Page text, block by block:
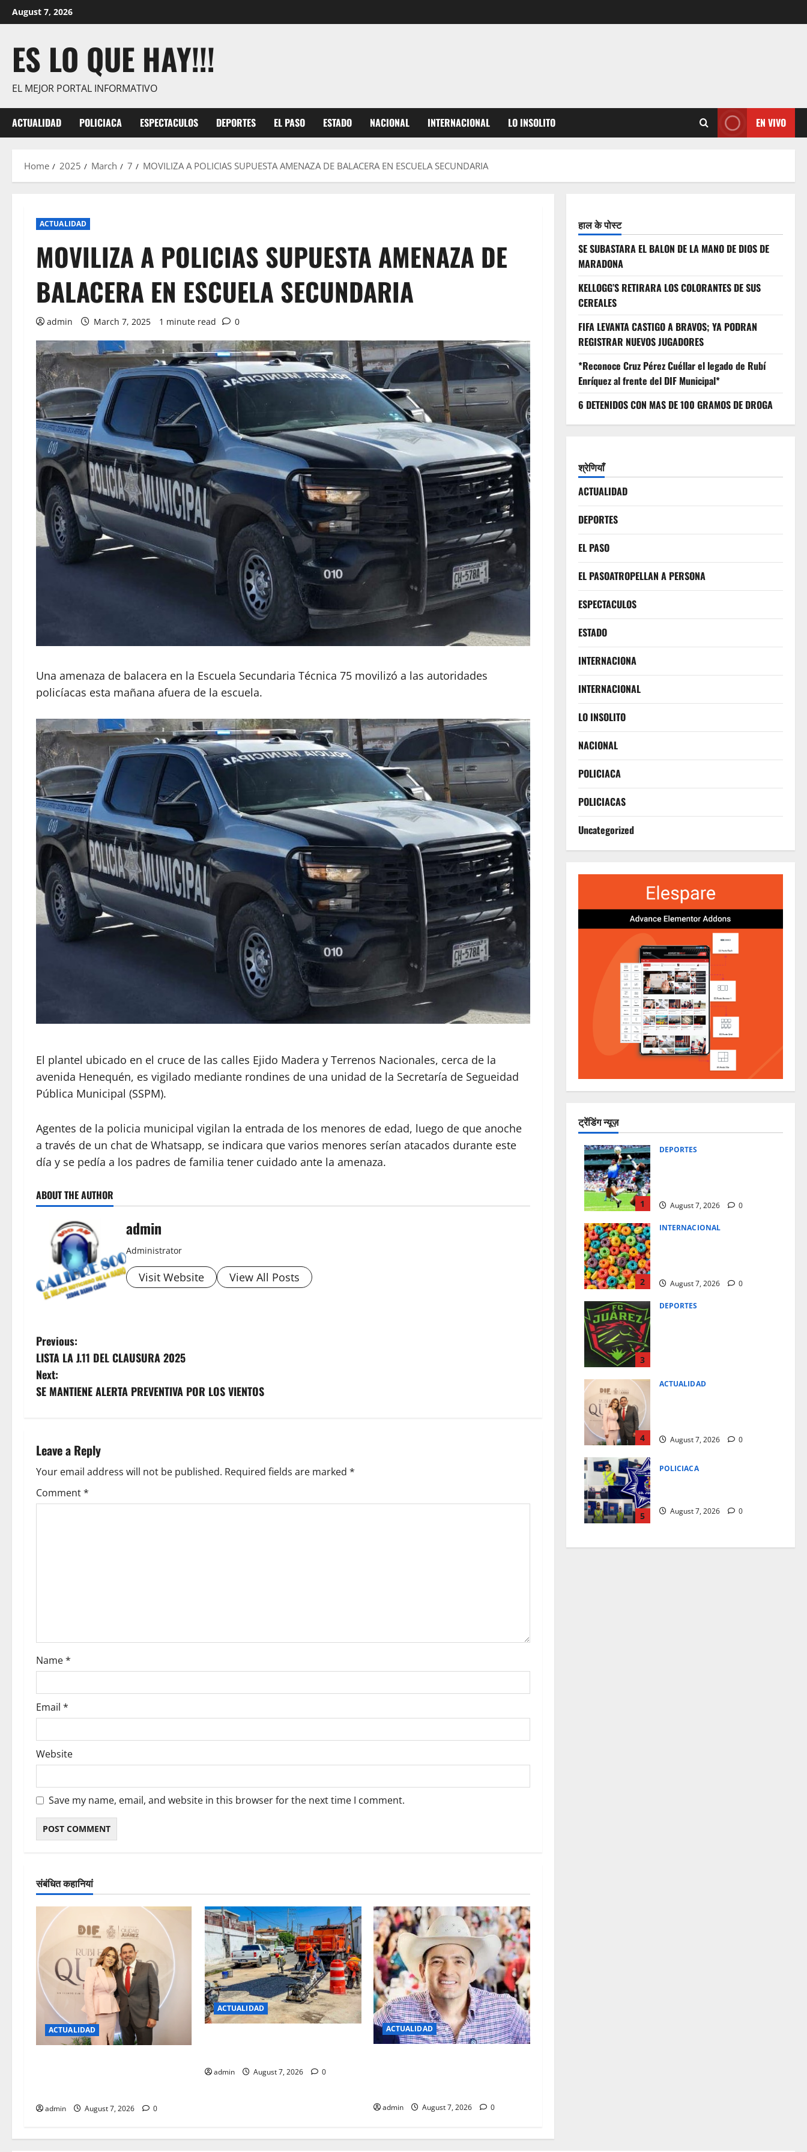
Skip
to
August 7, 2026
ES LO QUE HAY!!!
EL MEJOR PORTAL INFORMATIVO
ACTUALIDAD POLICIACA ESPECTACULOS DEPORTES EL PASO ESTADO NACIONAL INTERNACIONAL LO INSOLITO EN VIVO
Home 2025 March 7 MOVILIZA A POLICIAS SUPUESTA AMENAZA DE BALACERA EN ESCUELA SECUNDARIA
ACTUALIDAD
MOVILIZA A POLICIAS SUPUESTA AMENAZA DE
BALACERA EN ESCUELA SECUNDARIA
admin March 7, 2025 1 minute read 0
Una amenaza de balacera en la Escuela Secundaria Técnica 75 movilizó a las autoridades
policíacas esta mañana afuera de la escuela.
El plantel ubicado en el cruce de las calles Ejido Madera y Terrenos Nacionales, cerca de la
avenida Henequén, es vigilado mediante rondines de una unidad de la Secretaría de Segueidad
Pública Municipal (SSPM).
Agentes de la policia municipal vigilan la entrada de los menores de edad, luego de que anoche
a través de un chat de Whatsapp, se indicara que varios menores serían atacados durante este
día y se pedía a los padres de familia tener cuidado ante la amenaza.
ABOUT THE AUTHOR
admin
Administrator
Visit Website View All Posts
P
o
s
n
a
v
o
n
Previous:
LISTA LA J.11 DEL CLAUSURA 2025
Next:
SE MANTIENE ALERTA PREVENTIVA POR LOS VIENTOS
Leave a Reply
Your email address will not be published. Required fields are marked *
Comment*
Name*
Email *
Website
Save my name, email, and website in this browser for the next time I comment.
संबंधित कहानियां
ACTUALIDAD
admin August 7, 2026 0
ACTUALIDAD
admin August 7, 2026 0
ACTUALIDAD
admin August 7, 2026 0
हाल के पोस्ट
SE SUBASTARA EL BALON DE LA MANO DE DIOS DE
MARADONA
KELLOGG’S RETIRARA LOS COLORANTES DE SUS
CEREALES
FIFA LEVANTA CASTIGO A BRAVOS; YA PODRAN
REGISTRAR NUEVOS JUGADORES
*Reconoce Cruz Pérez Cuéllar el legado de Rubí
Enríquez al frente del DIF Municipal*
6 DETENIDOS CON MAS DE 100 GRAMOS DE DROGA
श्रेणियाँ
ACTUALIDAD
DEPORTES
EL PASO
EL PASOATROPELLAN A PERSONA
ESPECTACULOS
ESTADO
INTERNACIONA
INTERNACIONAL
LO INSOLITO
NACIONAL
POLICIACA
POLICIACAS
Uncategorized
ट्रेंडिंग न्यूज़
1
DEPORTES
August 7, 2026 0
2
INTERNACIONAL
August 7, 2026 0
3
DEPORTES
4
ACTUALIDAD
August 7, 2026 0
5
POLICIACA
August 7, 2026 0